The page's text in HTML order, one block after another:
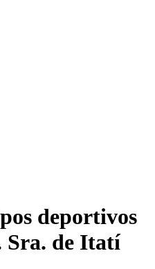
deportivos
Sra. de Itatí